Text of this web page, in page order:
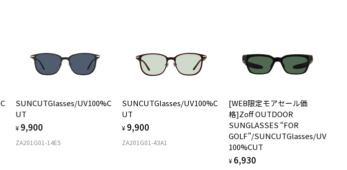
可視光線透過率：26%
紫外線透過率：0.1%以下 (紫外線カット率：99.9%以上)
にしまわないようご注意下さい。
＜実店舗でサングラスまたはパッケージ商品等のレンズ交換について＞
2024年3月1日から、店頭に商品をお持ち込みいただいて、レンズ交換
をされる場合は、レンズ代金の他に3,300円(税込)の加工賃を追加で頂
戴する場合がございます。
店頭でレンズ交換をされるお客様は、商品発送から6か月以内に、ご購
材質
フロント素材：French Plastic
SUNCUTGlasses/UV100%C
UT
¥ 9,900
ZA201G01-14E5
SUNCUTGlasses/UV100%C
UT
¥ 9,900
ZA201G01-43A1
[WEB限定モアセール価
格]Zoff OUTDOOR
SUNGLASSES “FOR
GOLF”/SUNCUTGlasses/UV
100%CUT
¥ 6,930